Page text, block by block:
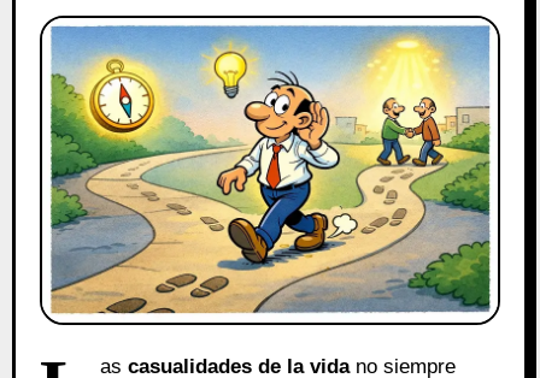
as casualidades de la vidano siempre